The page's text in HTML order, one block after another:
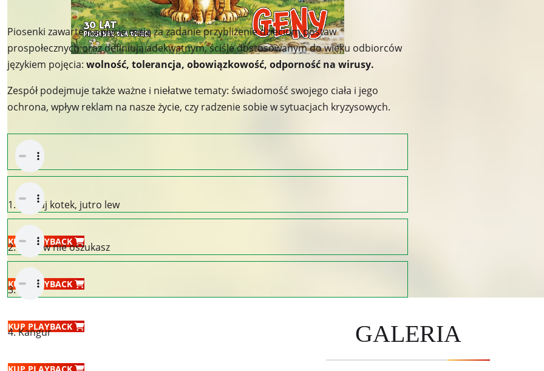
Piosenki zawarte na płycie mają za zadanie przybliżenie dzieciom postaw
prospołecznych oraz definiują adekwatnym, ściśle dostosowanym do wieku odbiorców
językiem pojęcia: wolność, tolerancja, obowiązkowość, odporność na wirusy.
Zespół podejmuje także ważne i niełatwe tematy: świadomość swojego ciała i jego
ochrona, wpływ reklam na nasze życie, czy radzenie sobie w sytuacjach kryzysowych.
1. Dzisiaj kotek, jutro lew
KUP PLAYBACK
2. Genów nie oszukasz
KUP PLAYBACK
3. Gile
KUP PLAYBACK
4. Kangur GALERIA